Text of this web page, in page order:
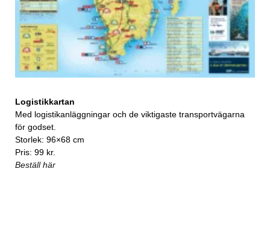
Logistikkartan
Med logistikanläggningar och de viktigaste transportvägarna
för godset.
Storlek: 96×68 cm
Pris: 99 kr.
Beställ här